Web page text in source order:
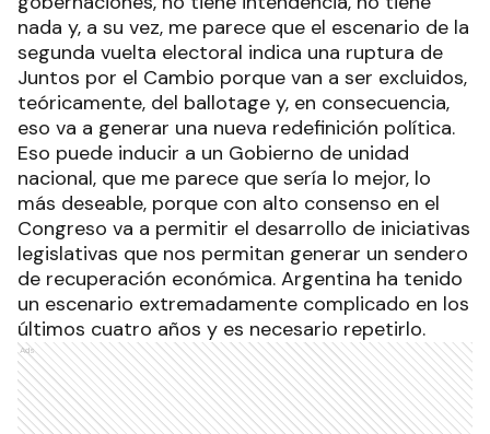
nada y, a su vez, me parece que el escenario de la
segunda vuelta electoral indica una ruptura de
Juntos por el Cambio porque van a ser excluidos,
teóricamente, del ballotage y, en consecuencia,
eso va a generar una nueva redefinición política.
Eso puede inducir a un Gobierno de unidad
nacional, que me parece que sería lo mejor, lo
más deseable, porque con alto consenso en el
Congreso va a permitir el desarrollo de iniciativas
legislativas que nos permitan generar un sendero
de recuperación económica. Argentina ha tenido
un escenario extremadamente complicado en los
últimos cuatro años y es necesario repetirlo.
Ads